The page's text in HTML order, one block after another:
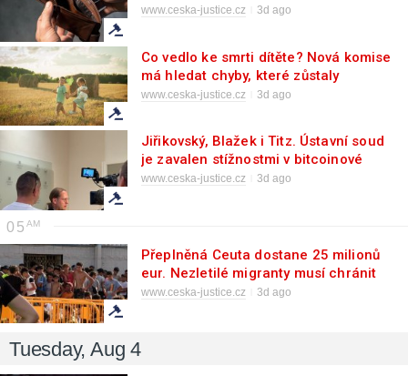
podvodem
www.ceska-justice.cz 3d ago
Co vedlo ke smrti dítěte? Nová komise
má hledat chyby, které zůstaly
skryté
www.ceska-justice.cz 3d ago
Jiřikovský, Blažek i Titz. Ústavní soud
je zavalen stížnostmi v bitcoinové
kauze
www.ceska-justice.cz 3d ago
05
Přeplněná Ceuta dostane 25 milionů
eur. Nezletilé migranty musí chránit
evropské právo
www.ceska-justice.cz 3d ago
Tuesday, Aug 4